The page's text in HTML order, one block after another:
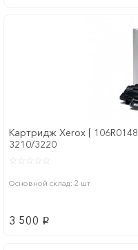
Картридж Xerox [
3210/3220
Основной склад: 2 шт
3 500 p